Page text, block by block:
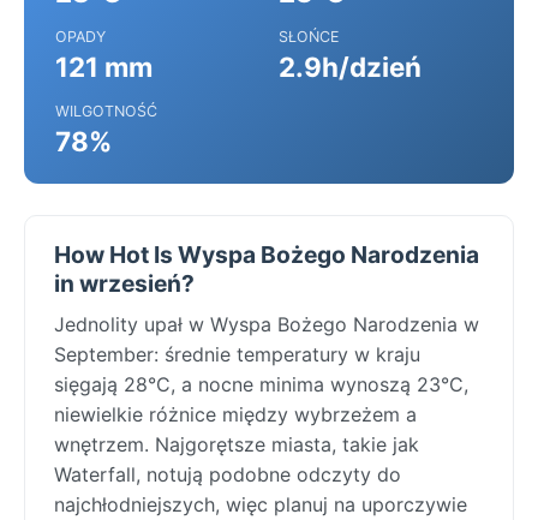
OPADY
121 mm
SŁOŃCE
2.9h/dzień
WILGOTNOŚĆ
78%
How Hot Is Wyspa Bożego Narodzenia
in wrzesień?
Jednolity upał w Wyspa Bożego Narodzenia w
September: średnie temperatury w kraju
sięgają 28°C, a nocne minima wynoszą 23°C,
niewielkie różnice między wybrzeżem a
wnętrzem. Najgorętsze miasta, takie jak
Waterfall, notują podobne odczyty do
najchłodniejszych, więc planuj na uporczywie